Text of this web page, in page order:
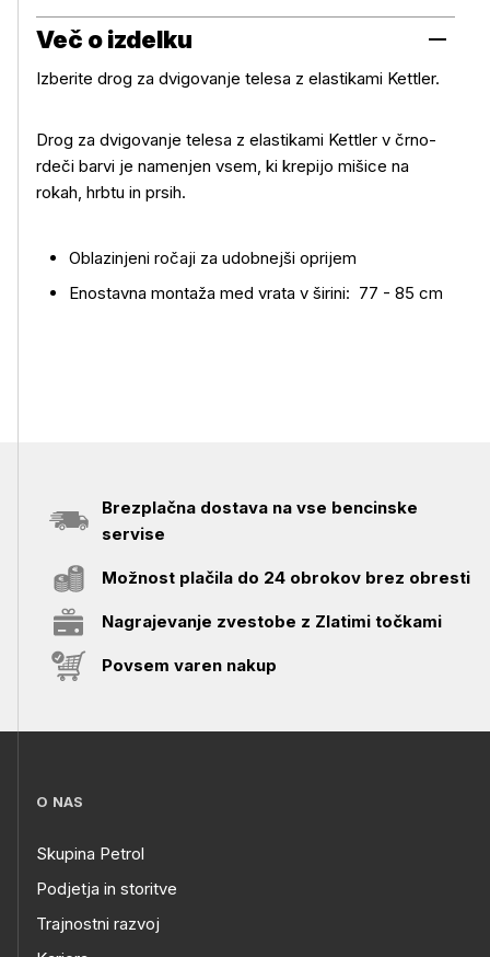
Več o izdelku
Več o izdelku
Izberite drog za dvigovanje telesa z elastikami Kettler.
Drog za dvigovanje telesa z elastikami Kettler v črno-
rdeči barvi je namenjen vsem, ki krepijo mišice na
rokah, hrbtu in prsih.
Oblazinjeni ročaji za udobnejši oprijem
Enostavna montaža med vrata v širini: 77 - 85 cm
Brezplačna dostava na vse bencinske
servise
Možnost plačila do 24 obrokov brez obresti
Nagrajevanje zvestobe z Zlatimi točkami
Povsem varen nakup
O NAS
Skupina Petrol
Podjetja in storitve
Trajnostni razvoj